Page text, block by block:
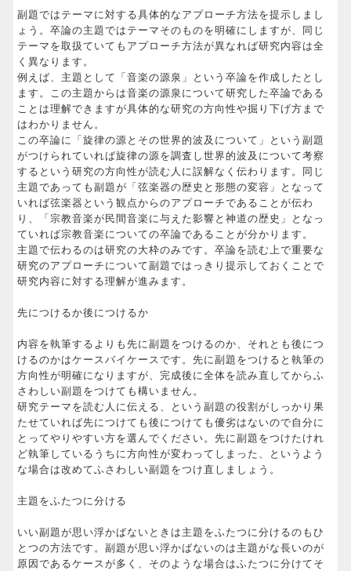
副題ではテーマに対する具体的なアプローチ方法を提示しまし
ょう。卒論の主題ではテーマそのものを明確にしますが、同じ
テーマを取扱ていてもアプローチ方法が異なれば研究内容は全
く異なります。
例えば、主題として「音楽の源泉」という卒論を作成したとし
ます。この主題からは音楽の源泉について研究した卒論である
ことは理解できますが具体的な研究の方向性や掘り下げ方まで
はわかりません。
この卒論に「旋律の源とその世界的波及について」という副題
がつけられていれば旋律の源を調査し世界的波及について考察
するという研究の方向性が読む人に誤解なく伝わります。同じ
主題であっても副題が「弦楽器の歴史と形態の変容」となって
いれば弦楽器という観点からのアプローチであることが伝わ
り、「宗教音楽が民間音楽に与えた影響と神道の歴史」となっ
ていれば宗教音楽についての卒論であることが分かります。
主題で伝わるのは研究の大枠のみです。卒論を読む上で重要な
研究のアプローチについて副題ではっきり提示しておくことで
研究内容に対する理解が進みます。
先につけるか後につけるか
内容を執筆するよりも先に副題をつけるのか、それとも後につ
けるのかはケースバイケースです。先に副題をつけると執筆の
方向性が明確になりますが、完成後に全体を読み直してからふ
さわしい副題をつけても構いません。
研究テーマを読む人に伝える、という副題の役割がしっかり果
たせていれば先につけても後につけても優劣はないので自分に
とってやりやすい方を選んでください。先に副題をつけたけれ
ど執筆しているうちに方向性が変わってしまった、というよう
な場合は改めてふさわしい副題をつけ直しましょう。
主題をふたつに分ける
いい副題が思い浮かばないときは主題をふたつに分けるのもひ
とつの方法です。副題が思い浮かばないのは主題がな長いのが
原因であるケースが多く、そのような場合はふたつに分けてそ